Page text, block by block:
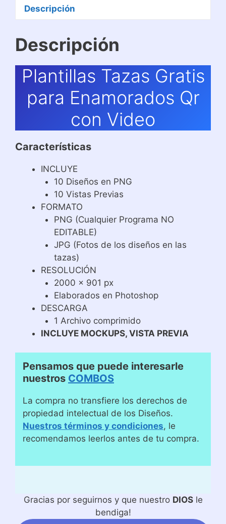
Descripción
Descripción
Plantillas Tazas Gratis
para Enamorados Qr
con Video
Características
INCLUYE
10 Diseños en PNG
10 Vistas Previas
FORMATO
PNG (Cualquier Programa NO
EDITABLE)
JPG (Fotos de los diseños en las
tazas)
RESOLUCIÓN
2000 x 901 px
Elaborados en Photoshop
DESCARGA
1 Archivo comprimido
INCLUYE MOCKUPS, VISTA PREVIA
Pensamos que puede interesarle
nuestros COMBOS
La compra no transfiere los derechos de
propiedad intelectual de los Diseños.
Nuestros términos y condiciones, le
recomendamos leerlos antes de tu compra.
Gracias por seguirnos y que nuestro DIOSle
bendiga!